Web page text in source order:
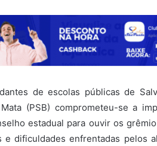
de escolas públicas de
(PSB) comprometeu-se a
estadual para ouvir os
e dificuldades enfrentadas pelos